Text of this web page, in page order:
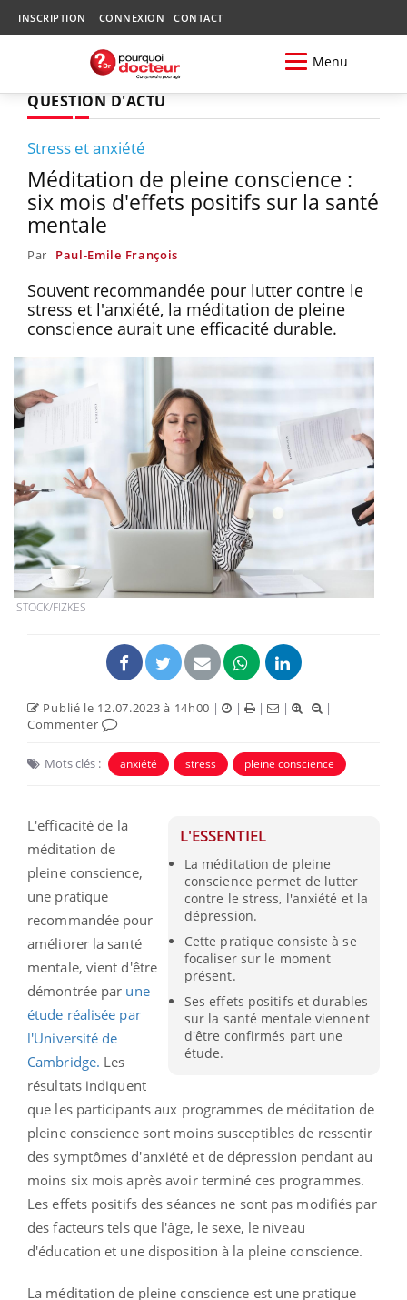
INSCRIPTION CONNEXION CONTACT
Menu
QUESTION D'ACTU
Stress et anxiété
Méditation de pleine conscience :
six mois d'effets positifs sur la santé
mentale
Par Paul-Emile François
Souvent recommandée pour lutter contre le
stress et l'anxiété, la méditation de pleine
conscience aurait une efficacité durable.
ISTOCK/FIZKES
Publié le 12.07.2023 à 14h00 | | | |
|
Commenter
Mots clés : anxiété stress pleine conscience
L'ESSENTIEL
La méditation de pleine
conscience permet de lutter
contre le stress, l'anxiété et la
dépression.
Cette pratique consiste à se
focaliser sur le moment
présent.
Ses effets positifs et durables
sur la santé mentale viennent
d'être confirmés part une
étude.
L'efficacité de la
méditation de
pleine conscience,
une pratique
recommandée pour
améliorer la santé
mentale, vient d'être
démontrée par une
étude réalisée par
l'Université de
Cambridge. Les
résultats indiquent
que les participants aux programmes de méditation de
pleine conscience sont moins susceptibles de ressentir
des symptômes d'anxiété et de dépression pendant au
moins six mois après avoir terminé ces programmes.
Les effets positifs des séances ne sont pas modifiés par
des facteurs tels que l'âge, le sexe, le niveau
d'éducation et une disposition à la pleine conscience.
La méditation de pleine conscience est une pratique